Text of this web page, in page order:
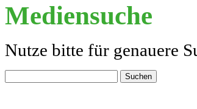
Mediensuche
Nutze bitte für genauere